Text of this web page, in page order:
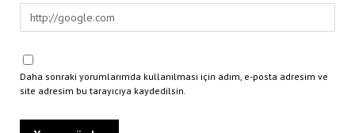
Daha sonraki yorumlarımda kullanılması için adım, e-posta adresim ve
site adresim bu tarayıcıya kaydedilsin.